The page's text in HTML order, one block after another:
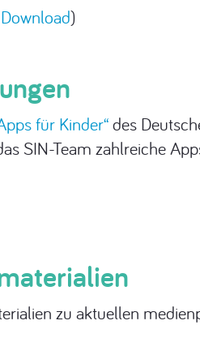
Download)
für Kinder“des
SIN-Team zahlreiche
zu aktuellen